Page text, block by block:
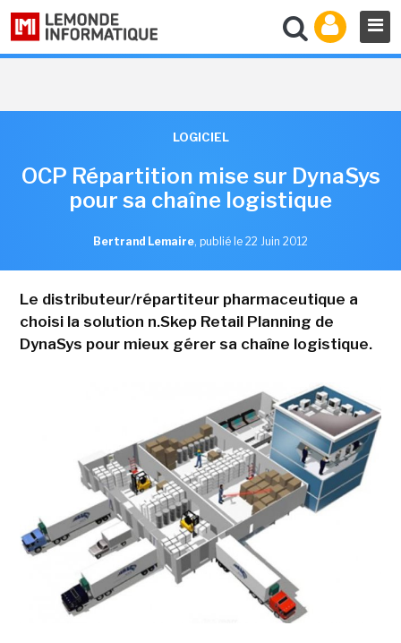
LOGICIEL
OCP Répartition mise sur DynaSys
pour sa chaîne logistique
Bertrand Lemaire, publié le 22 Juin 2012
Le distributeur/répartiteur pharmaceutique a
choisi la solution n.Skep Retail Planning de
DynaSys pour mieux gérer sa chaîne logistique.